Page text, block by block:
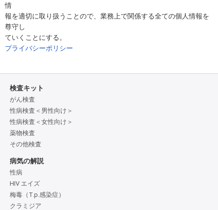
情
報を適切に取り扱うことので、業務上で関係する全ての個人情報を
尊守し
ていくことにする。
プライバシーポリシー
検査キット
がん検査
性病検査＜男性向け＞
性病検査＜女性向け＞
薬物検査
その他検査
病気の解説
性病
HIV エイズ
梅毒（T.p.感染症）
クラミジア